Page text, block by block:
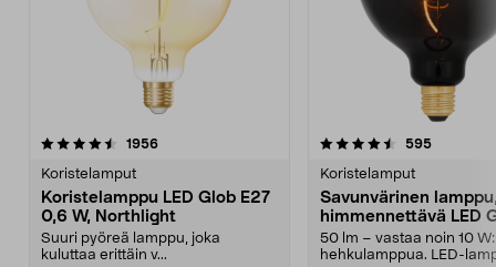
1956arvostelut
Koristelamput
Koristelamppu LED Glob E27
0,6 W, Northlight
Suuri pyöreä lamppu, joka
kuluttaa erittäin v...
4.5 viidestä
595arvostelut
Koristelamput
Savunvärinen
himmennettävä LED
E27 Smokey, musta
50 lm – vastaa noin 10
hehkulamppua. LED-
4.5 viidestä